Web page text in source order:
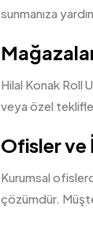
sunmanıza
Hilal Konak Roll
veya özel
Ofisler ve
Kurumsal
çözümdür.